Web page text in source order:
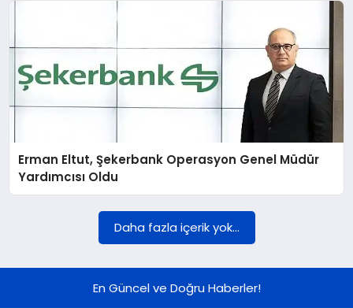
Erman Eltut, Şekerbank Operasyon Genel Müdür
Yardımcısı Oldu
Daha fazla içerik yok...
En Güncel ve Doğru Haberler!